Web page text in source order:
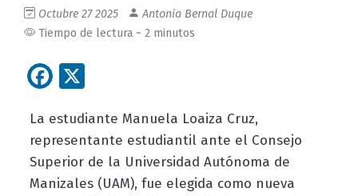
Octubre 27 2025
Antonia Bernal Duque
Tiempo de lectura ~ 2 minutos
Facebook
La estudiante Manuela Loaiza Cruz,
representante estudiantil ante el Consejo
Superior de la Universidad Autónoma de
Manizales (UAM), fue elegida como nueva